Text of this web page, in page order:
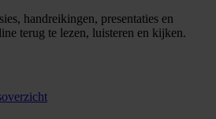
handreikingen, presentaties en
terug te lezen, luisteren en kijken.